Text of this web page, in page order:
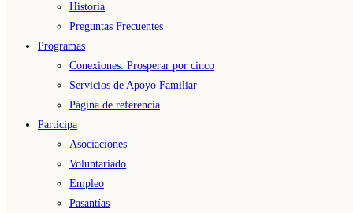
Historia
Preguntas Frecuentes
Programas
Conexiones: Prosperar por cinco
Servicios de Apoyo Familiar
Página de referencia
Participa
Asociaciones
Voluntariado
Empleo
Pasantías